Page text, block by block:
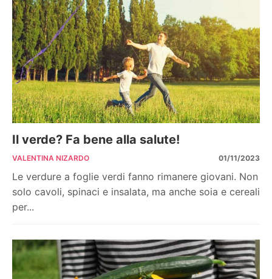
Il verde? Fa bene alla salute!
VALENTINA NIZARDO 01/11/2023
Le verdure a foglie verdi fanno rimanere giovani. Non
solo cavoli, spinaci e insalata, ma anche soia e cereali
per...